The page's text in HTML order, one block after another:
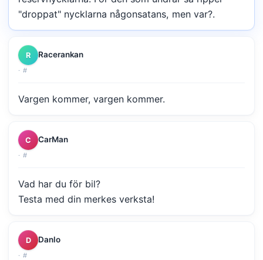
"droppat" nycklarna någonsatans, men var?.
R Racerankan
· #
Vargen kommer, vargen kommer.
C CarMan
· #
Vad har du för bil?
Testa med din merkes verksta!
D Danlo
· #